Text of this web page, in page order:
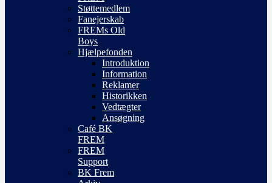
Støttemedlem
Fanejerskab
FREMs Old
Boys
Hjælpefonden
Introduktion
Information
Reklamer
Historikken
Vedtægter
Ansøgning
Café BK
FREM
FREM
Support
BK Frem